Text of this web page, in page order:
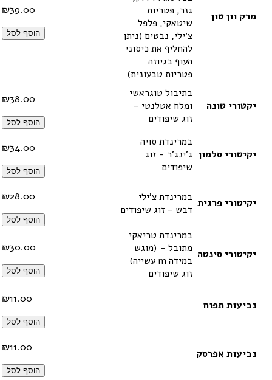
מרק וון טון
גזר, פטריות
שיטאקי, פלפל
צ׳ילי, נבטים (ניתן
להחליף את כיסוני
העוף בגיוזה
פטריות טבעונית)
₪39.00
הוסף לסל
יקטורי טונה
בתיבול טוגראשי
ומלח אטלנטי -
זוג שיפודים
₪38.00
הוסף לסל
יקיטורי סלמון
במרינדת סויה
ג'ינג'ר - זוג
שיפודים
₪34.00
הוסף לסל
יקיטורי פרגית במרינדת צ'ילי
דבש - זוג שיפודים
₪28.00
הוסף לסל
יקיטורי סינטה
במרינדת טריאקי
מתובל - (מוגש
במידה m עשייה)
זוג שיפודים
₪30.00
הוסף לסל
נביעות תפוח ₪11.00
הוסף לסל
נביעות אפרסק ₪11.00
הוסף לסל